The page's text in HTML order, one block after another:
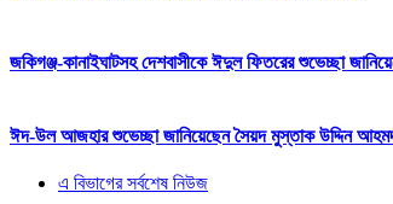
জকিগঞ্জ-কানাইঘাটসহ দেশবাসীকে ঈদুল ফিতরের শুভেচ্ছা
ঈদ-উল আজহার শুভেচ্ছা জানিয়েছেন সৈয়দ মুস্তাক উদ্দিন
এ বিভাগের সর্বশেষ নিউজ